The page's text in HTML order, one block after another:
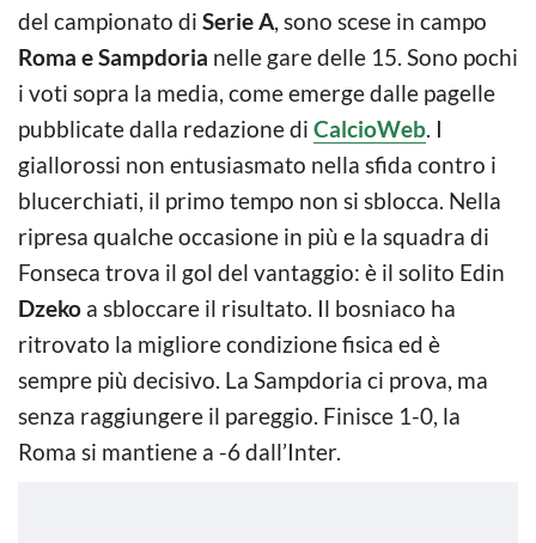
del campionato di Serie A, sono scese in campo
Roma e Sampdoria nelle gare delle 15. Sono pochi
i voti sopra la media, come emerge dalle pagelle
pubblicate dalla redazione di CalcioWeb. I
giallorossi non entusiasmato nella sfida contro i
blucerchiati, il primo tempo non si sblocca. Nella
ripresa qualche occasione in più e la squadra di
Fonseca trova il gol del vantaggio: è il solito Edin
Dzeko a sbloccare il risultato. Il bosniaco ha
ritrovato la migliore condizione fisica ed è
sempre più decisivo. La Sampdoria ci prova, ma
senza raggiungere il pareggio. Finisce 1-0, la
Roma si mantiene a -6 dall’Inter.